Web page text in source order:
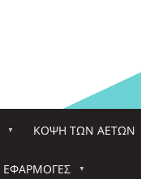
ΚΌΨΗ ΤΩΝ ΑΕΤΏΝ
ΕΦΑΡΜΟΓΈΣ